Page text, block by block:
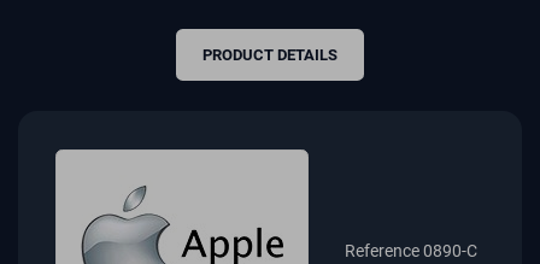
PRODUCT DETAILS
Reference0890-C